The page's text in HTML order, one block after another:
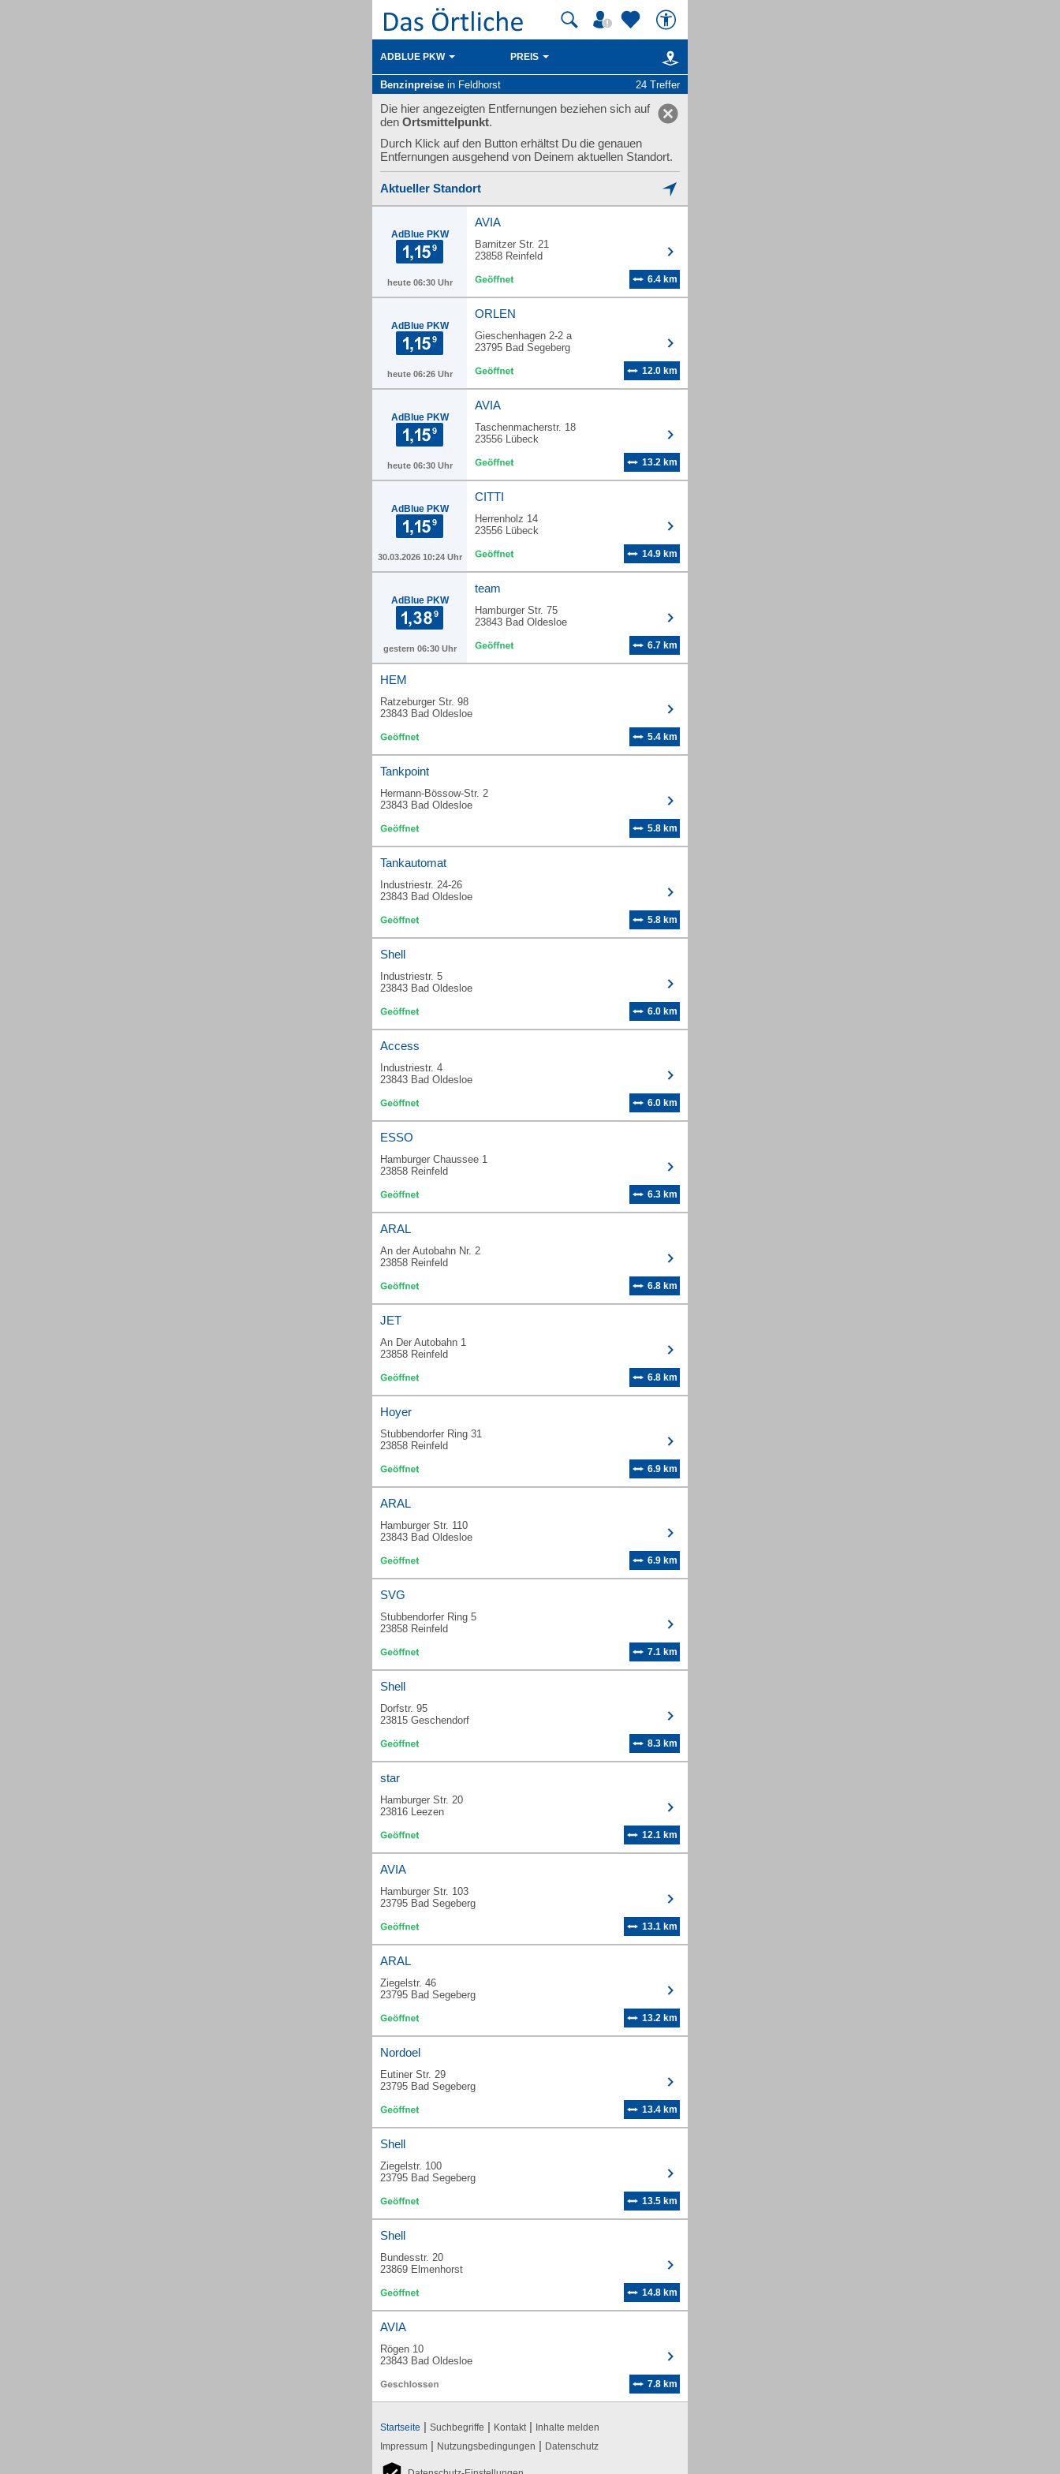
ADBLUE PKW PREIS
Benzinpreise in Feldhorst 24 Treffer
Die hier angezeigten Entfernungen beziehen sich auf
den Ortsmittelpunkt.
Durch Klick auf den Button erhältst Du die genauen
Entfernungen ausgehend von Deinem aktuellen Standort.
Aktueller Standort
AdBlue PKW
heute 06:30 Uhr
AVIA
Barnitzer Str. 21
23858 Reinfeld
6.4 km
AdBlue PKW
heute 06:26 Uhr
ORLEN
Gieschenhagen 2-2 a
23795 Bad Segeberg
12.0 km
AdBlue PKW
heute 06:30 Uhr
AVIA
Taschenmacherstr. 18
23556 Lübeck
13.2 km
AdBlue PKW
30.03.2026 10:24 Uhr
CITTI
Herrenholz 14
23556 Lübeck
14.9 km
AdBlue PKW
gestern 06:30 Uhr
team
Hamburger Str. 75
23843 Bad Oldesloe
6.7 km
HEM
Ratzeburger Str. 98
23843 Bad Oldesloe
5.4 km
Tankpoint
Hermann-Bössow-Str. 2
23843 Bad Oldesloe
5.8 km
Tankautomat
Industriestr. 24-26
23843 Bad Oldesloe
5.8 km
Shell
Industriestr. 5
23843 Bad Oldesloe
6.0 km
Access
Industriestr. 4
23843 Bad Oldesloe
6.0 km
ESSO
Hamburger Chaussee 1
23858 Reinfeld
6.3 km
ARAL
An der Autobahn Nr. 2
23858 Reinfeld
6.8 km
JET
An Der Autobahn 1
23858 Reinfeld
6.8 km
Hoyer
Stubbendorfer Ring 31
23858 Reinfeld
6.9 km
ARAL
Hamburger Str. 110
23843 Bad Oldesloe
6.9 km
SVG
Stubbendorfer Ring 5
23858 Reinfeld
7.1 km
Shell
Dorfstr. 95
23815 Geschendorf
8.3 km
star
Hamburger Str. 20
23816 Leezen
12.1 km
AVIA
Hamburger Str. 103
23795 Bad Segeberg
13.1 km
ARAL
Ziegelstr. 46
23795 Bad Segeberg
13.2 km
Nordoel
Eutiner Str. 29
23795 Bad Segeberg
13.4 km
Shell
Ziegelstr. 100
23795 Bad Segeberg
13.5 km
Shell
Bundesstr. 20
23869 Elmenhorst
14.8 km
AVIA
Rögen 10
23843 Bad Oldesloe
7.8 km
Startseite | Suchbegriffe | Kontakt | Inhalte melden
Impressum | Nutzungsbedingungen | Datenschutz